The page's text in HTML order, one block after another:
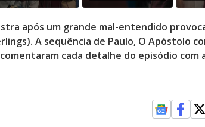
após um grande mal-entendido
A sequência de Paulo, O Apóstolo
cada detalhe do episódio com